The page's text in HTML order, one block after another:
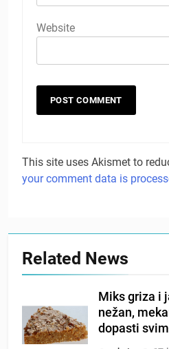
Website
This site uses Akismet to
your comment data is
Related News
Miks griza i
nežan,
dopasti